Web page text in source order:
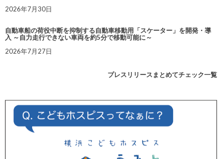
2026年7月30日
自動車船の荷役中断を抑制する自動車移動用「スケーター」を開発・導
入 ～自力走行できない車両を約5分で移動可能に～
2026年7月27日
プレスリリースまとめてチェック一覧